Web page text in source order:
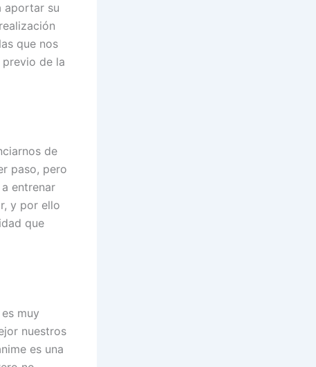
aportar su
que nos
de la
de
paso, pero
entrenar
y por ello
que
muy
nuestros
es una